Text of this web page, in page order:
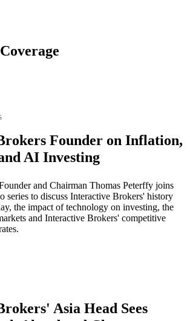
Founder on Inflation,
AI Investing
and Chairman Thomas Peterffy joins
series to discuss Interactive Brokers' history
the impact of technology on investing, the
and Interactive Brokers' competitive
Asia Head Sees